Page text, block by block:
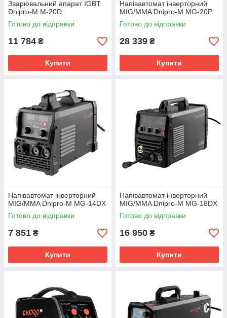
Зварювальний апарат IGBT
Dnipro-M M-20D
Готово до відправки
11 784 ₴
Купити
Напівавтомат інверторний
MIG/MMA Dnipro-M MG-20P
Готово до відправки
28 339 ₴
Купити
Напівавтомат інверторний
MIG/MMA Dnipro-M MG-14DX
Готово до відправки
7 851 ₴
Купити
Напівавтомат інверторний
MIG/MMA Dnipro-M MG-18DX
Готово до відправки
16 950 ₴
Купити